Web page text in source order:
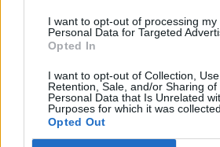
I want to opt-out of processing my
Personal Data for Targeted
Opted In
I want to opt-out of Collection, Use,
Retention, Sale, and/or Sharing of
Personal Data that Is Unrelated
Purposes for which it was collected.
Opted Out
dall'inizio allora per Gaston
attacco consueto ballottaggio
affiancare Quagliarella con
Autore